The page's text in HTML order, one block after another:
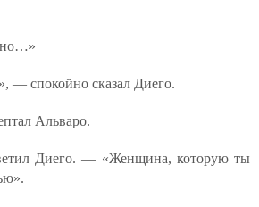
— спокойно сказал Диего.
Альваро.
Диего. — «Женщина, которую ты